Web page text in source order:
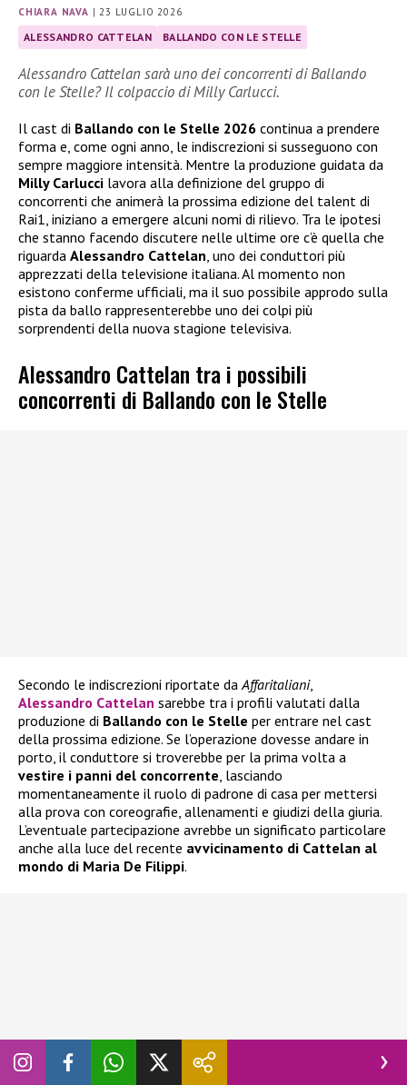
CHIARA NAVA |23 LUGLIO 2026
ALESSANDRO CATTELAN BALLANDO CON LE STELLE
Alessandro Cattelan sarà uno dei concorrenti di Ballando
con le Stelle? Il colpaccio di Milly Carlucci.
Il cast di Ballando con le Stelle 2026 continua a prendere
forma e, come ogni anno, le indiscrezioni si susseguono con
sempre maggiore intensità. Mentre la produzione guidata da
Milly Carlucci lavora alla definizione del gruppo di
concorrenti che animerà la prossima edizione del talent di
Rai1, iniziano a emergere alcuni nomi di rilievo. Tra le ipotesi
che stanno facendo discutere nelle ultime ore c’è quella che
riguarda Alessandro Cattelan , uno dei conduttori più
apprezzati della televisione italiana. Al momento non
esistono conferme ufficiali, ma il suo possibile approdo sulla
pista da ballo rappresenterebbe uno dei colpi più
sorprendenti della nuova stagione televisiva.
Alessandro Cattelan tra i possibili
concorrenti di Ballando con le Stelle
Secondo le indiscrezioni riportate daAffaritaliani,
Alessandro Cattelan sarebbe tra i profili valutati dalla
produzione di Ballando con le Stelle per entrare nel cast
della prossima edizione. Se l’operazione dovesse andare in
porto, il conduttore si troverebbe per la prima volta a
vestire i panni del concorrente, lasciando
momentaneamente il ruolo di padrone di casa per mettersi
alla prova con coreografie, allenamenti e giudizi della giuria.
L’eventuale partecipazione avrebbe un significato particolare
anche alla luce del recente avvicinamento di Cattelan al
mondo di Maria De Filippi.